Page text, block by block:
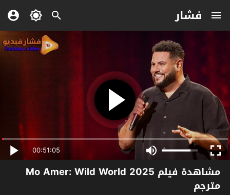
فشار
00:51:05
مشاهدة فيلم Mo Amer: Wild World 2025
مترجم